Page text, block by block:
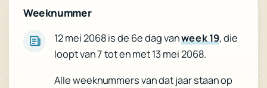
Weeknummer
12 mei 2068 is de 6e dag vanweek 19, die
loopt van 7 tot en met 13 mei 2068.
Alle weeknummers van dat jaar staan op